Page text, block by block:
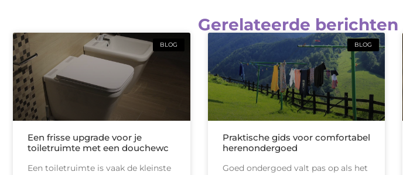
Gerelateerde berichten
BLOG
Een frisse upgrade voor je
toiletruimte met een douchewc
Een toiletruimte is vaak de kleinste
BLOG
Praktische gids voor comfortabel
herenondergoed
Goed ondergoed valt pas op als het